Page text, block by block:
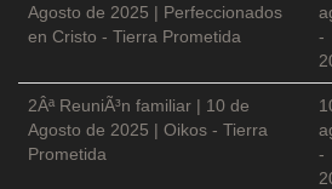
Agosto de 2025 | Perfeccionados
en Cristo - Tierra Prometida
-
2Âª ReuniÃ³n familiar | 10 de
Agosto de 2025 | Oikos - Tierra
Prometida
-